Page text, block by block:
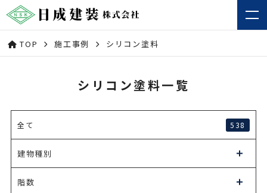
TOP 施工事例 シリコン塗料
シリコン塗料一覧
全て 538
建物種別
階数